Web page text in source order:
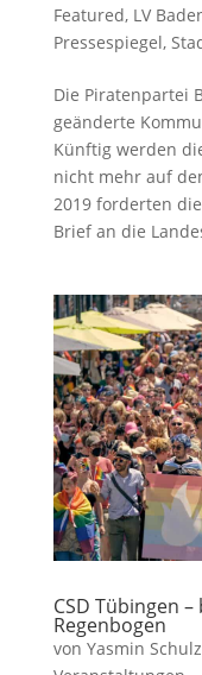
Featured, LV
Pressespiegel,
Die Piratenpartei
geänderte
Künftig werden
nicht mehr auf
2019 forderten
Brief an die
CSD Tübingen
Regenbogen
von Yasmin